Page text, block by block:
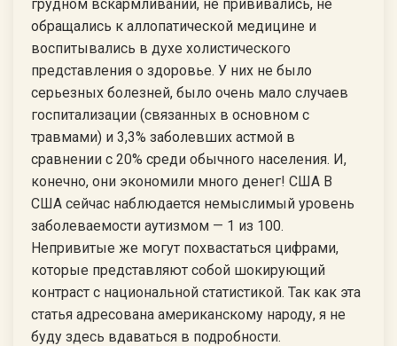
грудном вскармливании, не прививались, не
обращались к аллопатической медицине и
воспитывались в духе холистического
представления о здоровье. У них не было
серьезных болезней, было очень мало случаев
госпитализации (связанных в основном с
травмами) и 3,3% заболевших астмой в
сравнении с 20% среди обычного населения. И,
конечно, они экономили много денег! США В
США сейчас наблюдается немыслимый уровень
заболеваемости аутизмом — 1 из 100.
Непривитые же могут похвастаться цифрами,
которые представляют собой шокирующий
контраст с национальной статистикой. Так как эта
статья адресована американскому народу, я не
буду здесь вдаваться в подробности.